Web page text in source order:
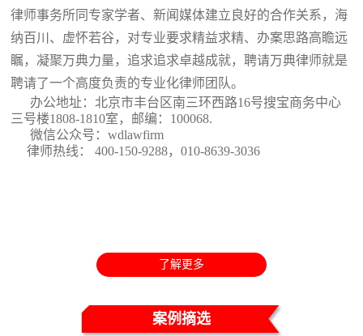
律师事务所同专家学者、新闻媒体建立良好的合作关系，海
纳百川、虚怀若谷，对专业要求精益求精、办案思路高瞻远
瞩，凝聚万典力量，追求追求卓越成就，聘请万典律师就是
聘请了一个高度负责的专业化律师团队。
办公地址：北京市丰台区南三环西路16号搜宝商务中心
三号楼1808-1810室 ，邮编：100068.
微信公众号：wdlawfirm
律师热线： 400-150-9288，010-8639-3036
了解更多
案例摘选